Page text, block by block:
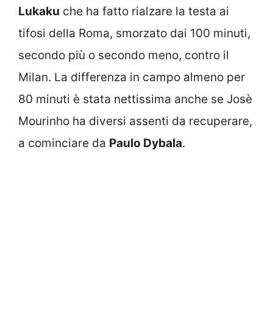
Lukaku che ha fatto rialzare la testa ai
tifosi della Roma, smorzato dai 100 minuti,
secondo più o secondo meno, contro il
Milan. La differenza in campo almeno per
80 minuti è stata nettissima anche se Josè
Mourinho ha diversi assenti da recuperare,
a cominciare da Paulo Dybala.